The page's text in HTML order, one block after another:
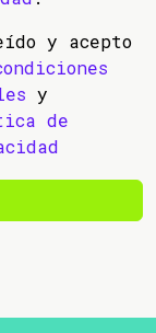
y acepto
y
de